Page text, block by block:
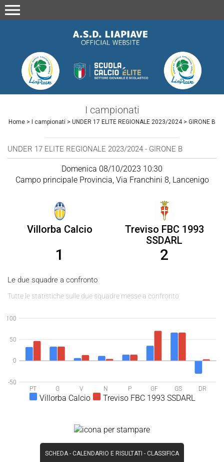
menu
I campionati
Home > I campionati > UNDER 17 ELITE REGIONALE 2023/2024> GIRONE B
UNDER 17 ELITE REGIONALE 2023/2024 - GIRONE B
Domenica 08/10/2023 10:30
Campo principale Provincia, Via Franchini 8, Lancenigo
Villorba Calcio
Treviso FBC 1993
SSDARL
1 2
Le due squadre a confronto
Tutte le statistiche sulle due squadre messe a confronto
PT G V N P GF GS DR
-50
0
50
100
Villorba Calcio Treviso FBC 1993 SSDARL
SCHEDA- CALENDARIO E RISULTATI - CLASSIFICA